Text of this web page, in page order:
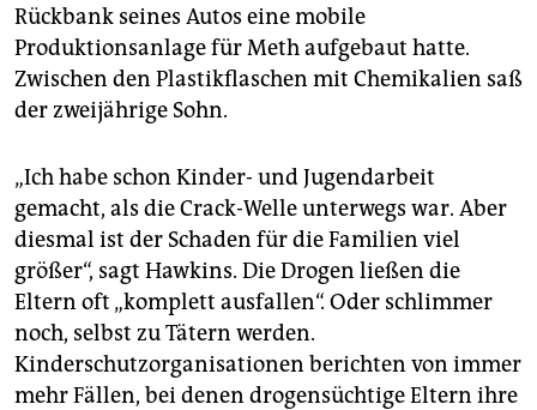
Rückbank seines Autos eine mobile
Produktionsanlage für Meth aufgebaut hatte.
Zwischen den Plastikflaschen mit Chemikalien saß
der zweijährige Sohn.
„Ich habe schon Kinder- und Jugendarbeit
gemacht, als die Crack-Welle unterwegs war. Aber
diesmal ist der Schaden für die Familien viel
größer“, sagt Hawkins. Die Drogen ließen die
Eltern oft „komplett ausfallen“. Oder schlimmer
noch, selbst zu Tätern werden.
Kinderschutzorganisationen berichten von immer
mehr Fällen, bei denen drogensüchtige Eltern ihre